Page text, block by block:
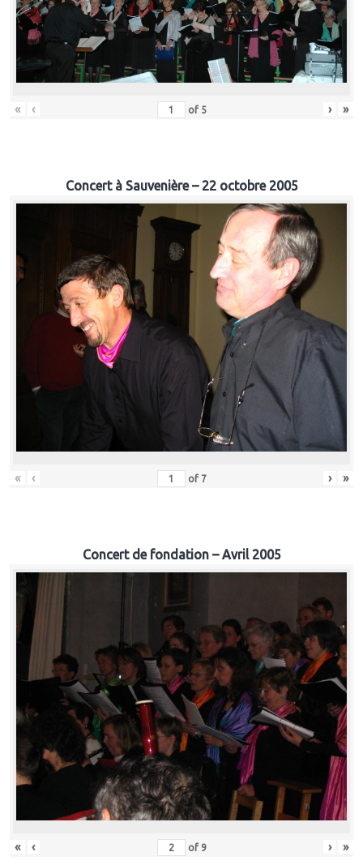
« ‹ of 5 › »
Concert à Sauvenière – 22 octobre 2005
« ‹ of 7 › »
Concert de fondation – Avril 2005
« ‹ of 9 › »